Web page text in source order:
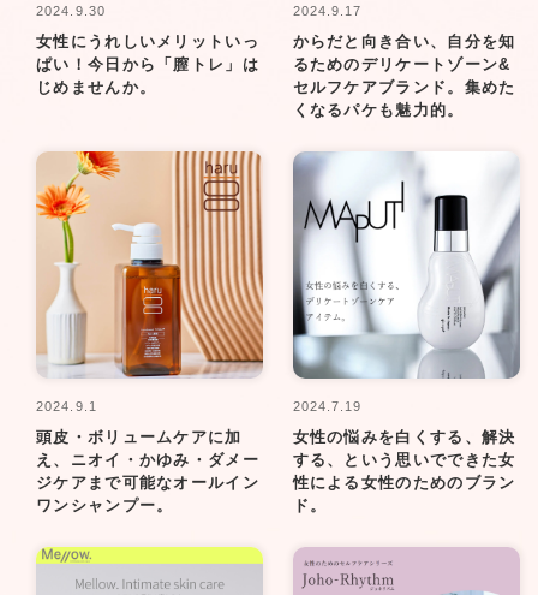
2024.9.30
女性にうれしいメリットいっ
ぱい！今日から「膣トレ」は
じめませんか。
2024.9.17
からだと向き合い、自分を知
るためのデリケートゾーン&
セルフケアブランド。集めた
くなるパケも魅力的。
2024.9.1
頭皮・ボリュームケアに加
え、ニオイ・かゆみ・ダメー
ジケアまで可能なオールイン
ワンシャンプー。
2024.7.19
女性の悩みを白くする、解決
する、という思いでできた女
性による女性のためのブラン
ド。